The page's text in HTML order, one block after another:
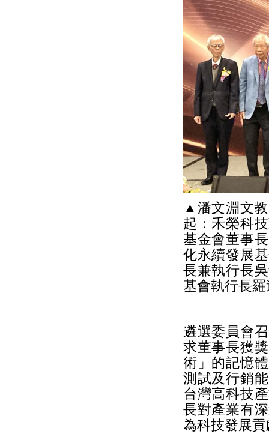
▲潘文淵文
起：禾榮科
基金會董事
化永續發展
長兼執行長
基會執行長
遴選委員會
求董事長獲
術」的記憶
測試及行銷
台灣高科技
長對產業有
為科技發展